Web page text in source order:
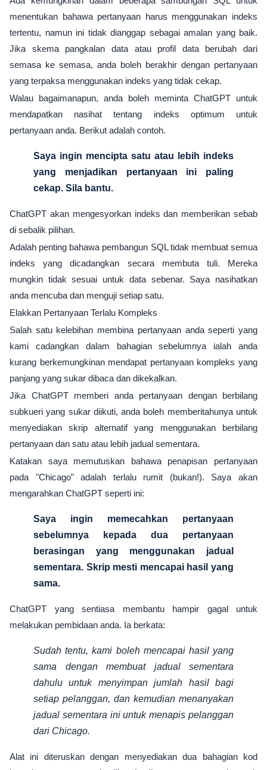
menentukan bahawa pertanyaan harus menggunakan indeks
tertentu, namun ini tidak dianggap sebagai amalan yang baik.
Jika skema pangkalan data atau profil data berubah dari
semasa ke semasa, anda boleh berakhir dengan pertanyaan
yang terpaksa menggunakan indeks yang tidak cekap.
Walau bagaimanapun, anda boleh meminta ChatGPT untuk
mendapatkan nasihat tentang indeks optimum untuk
pertanyaan anda. Berikut adalah contoh.
Saya ingin mencipta satu atau lebih indeks
yang menjadikan pertanyaan ini paling
cekap. Sila bantu.
ChatGPT akan mengesyorkan indeks dan memberikan sebab
di sebalik pilihan.
Adalah penting bahawa pembangun SQL tidak membuat semua
indeks yang dicadangkan secara membuta tuli. Mereka
mungkin tidak sesuai untuk data sebenar. Saya nasihatkan
anda mencuba dan menguji setiap satu.
Elakkan Pertanyaan Terlalu Kompleks
Salah satu kelebihan membina pertanyaan anda seperti yang
kami cadangkan dalam bahagian sebelumnya ialah anda
kurang berkemungkinan mendapat pertanyaan kompleks yang
panjang yang sukar dibaca dan dikekalkan.
Jika ChatGPT memberi anda pertanyaan dengan berbilang
subkueri yang sukar diikuti, anda boleh memberitahunya untuk
menyediakan skrip alternatif yang menggunakan berbilang
pertanyaan dan satu atau lebih jadual sementara.
Katakan saya memutuskan bahawa penapisan pertanyaan
pada "Chicago" adalah terlalu rumit (bukan!). Saya akan
mengarahkan ChatGPT seperti ini:
Saya ingin memecahkan pertanyaan
sebelumnya kepada dua pertanyaan
berasingan yang menggunakan jadual
sementara. Skrip mesti mencapai hasil yang
sama.
ChatGPT yang sentiasa membantu hampir gagal untuk
melakukan pembidaan anda. Ia berkata:
Sudah tentu, kami boleh mencapai hasil yang
sama dengan membuat jadual sementara
dahulu untuk menyimpan jumlah hasil bagi
setiap pelanggan, dan kemudian menanyakan
jadual sementara ini untuk menapis pelanggan
dari Chicago.
Alat ini diteruskan dengan menyediakan dua bahagian kod